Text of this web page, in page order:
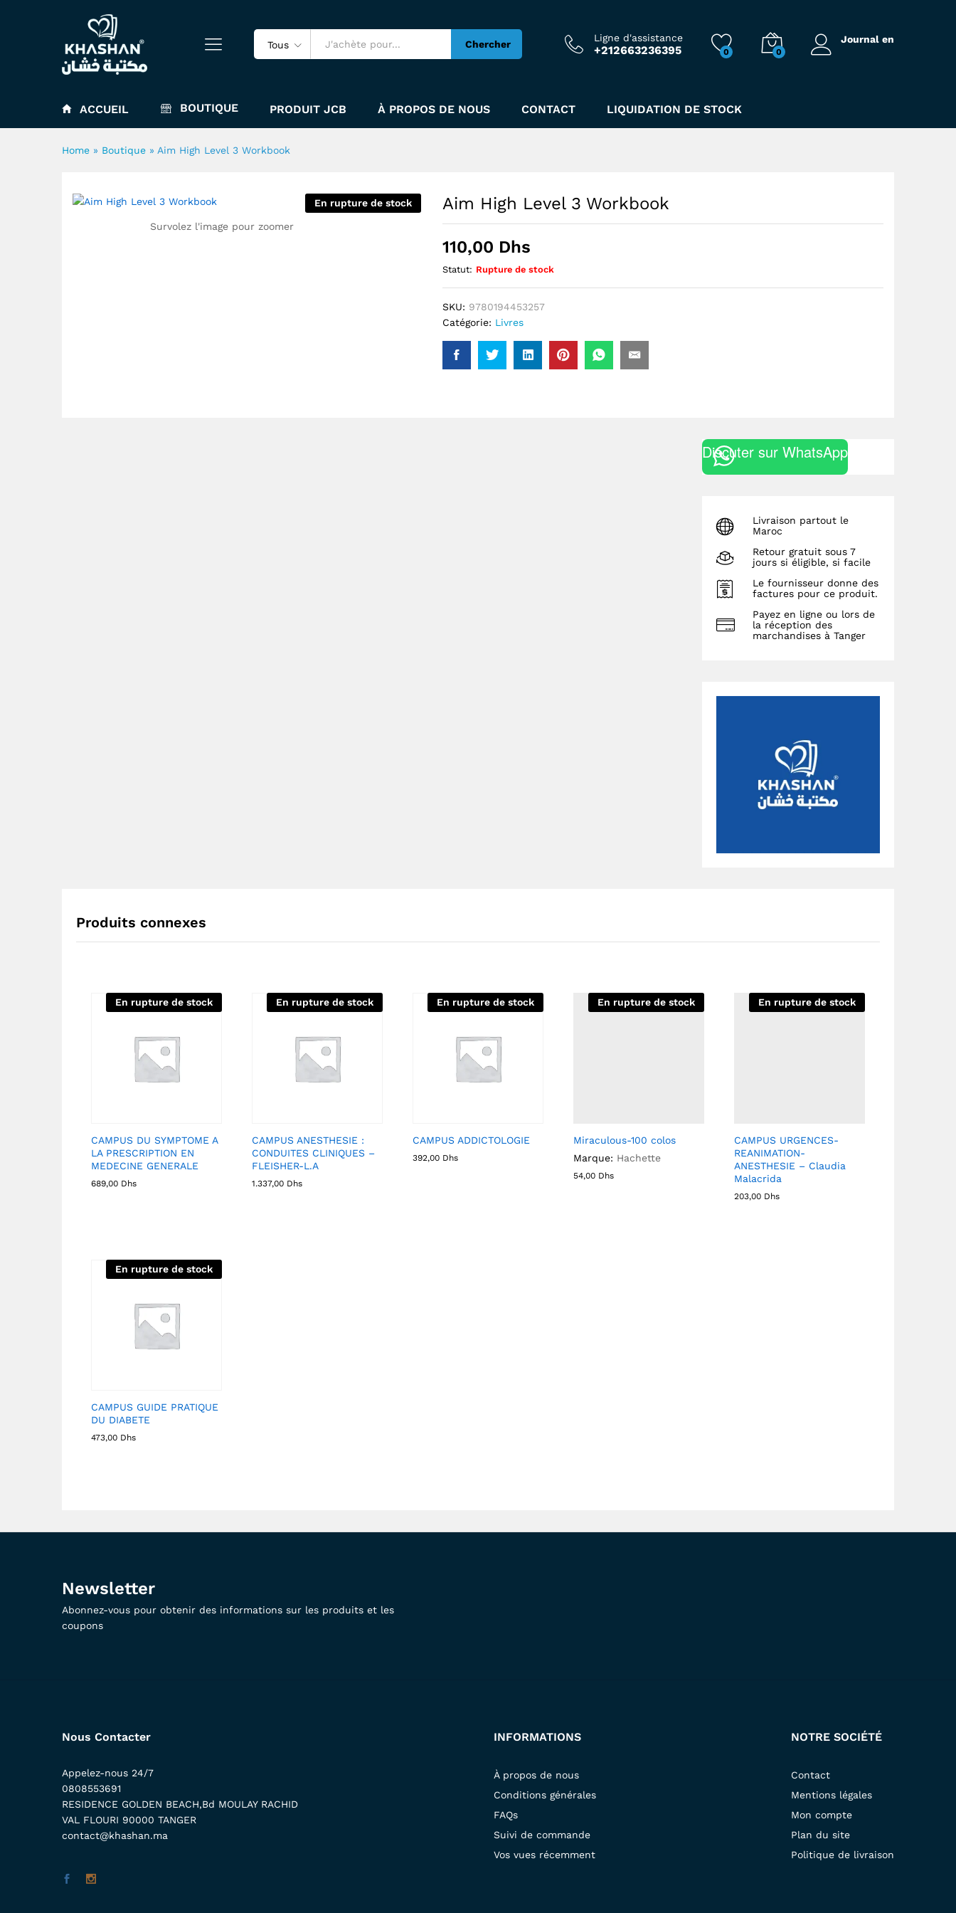
Tous Chercher
Ligne d'assistance
+212663236395 0 0
Journal en
ACCUEIL BOUTIQUE PRODUIT JCB À PROPOS DE NOUS CONTACT LIQUIDATION DE STOCK
Home » Boutique » Aim High Level 3 Workbook
En rupture de stock
Survolez l'image pour zoomer
Aim High Level 3 Workbook
110,00 Dhs
Statut: Rupture de stock
SKU: 9780194453257
Catégorie: Livres
Discuter sur WhatsApp
Livraison partout le
Maroc
Retour gratuit sous 7
jours si éligible, si facile
Le fournisseur donne des
factures pour ce produit.
Payez en ligne ou lors de
la réception des
marchandises à Tanger
Produits connexes
En rupture de stock
CAMPUS DU SYMPTOME A
LA PRESCRIPTION EN
MEDECINE GENERALE
689,00 Dhs
En rupture de stock
CAMPUS ANESTHESIE :
CONDUITES CLINIQUES –
FLEISHER-L.A
1.337,00 Dhs
En rupture de stock
CAMPUS ADDICTOLOGIE
392,00 Dhs
En rupture de stock
Miraculous-100 colos
Marque: Hachette
54,00 Dhs
En rupture de stock
CAMPUS URGENCES-
REANIMATION-
ANESTHESIE – Claudia
Malacrida
203,00 Dhs
En rupture de stock
CAMPUS GUIDE PRATIQUE
DU DIABETE
473,00 Dhs
Newsletter
Abonnez-vous pour obtenir des informations sur les produits et les
coupons
Nous Contacter
Appelez-nous 24/7
0808553691
RESIDENCE GOLDEN BEACH,Bd MOULAY RACHID
VAL FLOURI 90000 TANGER
contact@khashan.ma
INFORMATIONS
À propos de nous
Conditions générales
FAQs
Suivi de commande
Vos vues récemment
NOTRE SOCIÉTÉ
Contact
Mentions légales
Mon compte
Plan du site
Politique de livraison
Aim High Level 3 Workbook